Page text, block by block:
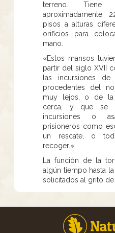
terreno.
aproximadamente
pisos a alturas
orificios para
mano.
«Estos mansos
partir del siglo XVII
las incursiones
procedentes del
muy lejos, o de la
cerca, y que se
incursiones o
prisioneros como
un rescate, o
recoger.»
La función de la
algún tiempo hasta
solicitados al grito